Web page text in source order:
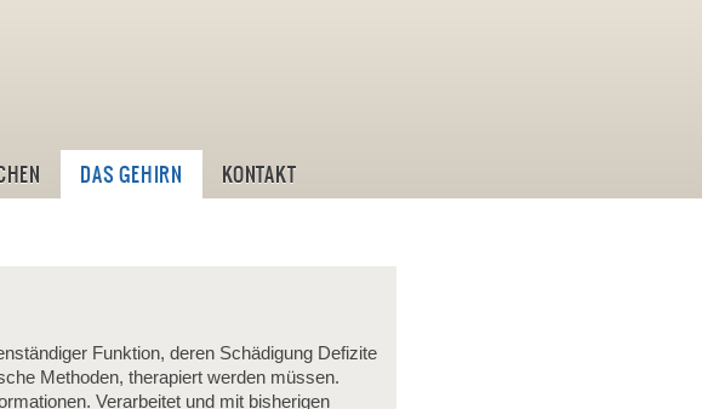
DAS GEHIRN KONTAKT
Funktion, deren Schädigung Defizite
Methoden, therapiert werden müssen.
Verarbeitet und mit bisherigen